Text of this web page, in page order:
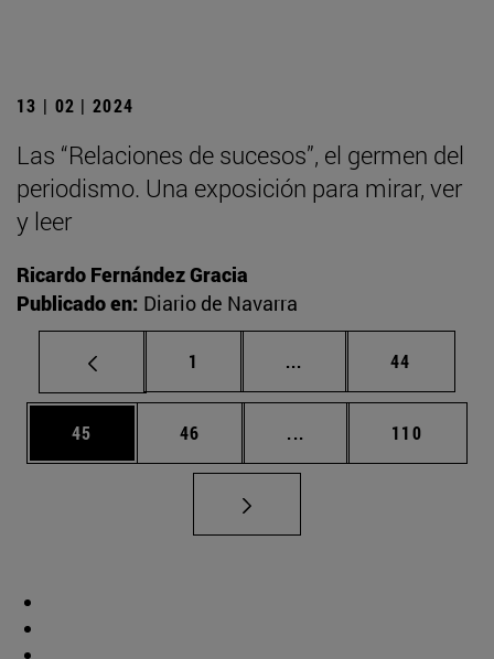
13 | 02 | 2024
Las “Relaciones de sucesos”, el germen del
periodismo. Una exposición para mirar, ver
y leer
Ricardo Fernández Gracia
Publicado en: Diario de Navarra
Página
1 ... Páginas intermedias
Página
44
Página
45 Página
46 ... Páginas intermedias
Página
110